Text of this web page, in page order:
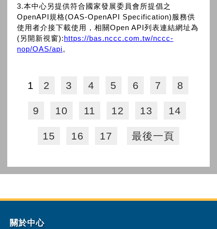
3.本中心另提供符合國家發展委員會所提倡之
OpenAPI規格(OAS-OpenAPI Specification)服務供
使用者介接下載使用，相關Open API列表連結網址為
(另開新視窗):https://bas.nccc.com.tw/nccc-
nop/OAS/api。
1 2 3 4 5 6 7 8
9 10 11 12 13 14
15 16 17 最後一頁
關於中心